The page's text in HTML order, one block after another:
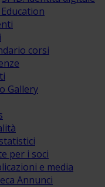
corsi
Gallery
per i soci
e media
Annunci